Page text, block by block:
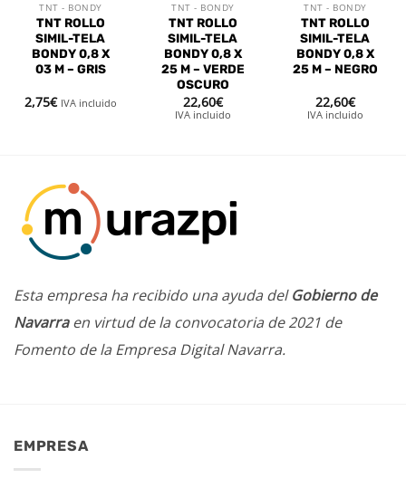
TNT - BONDY
TNT ROLLO
SIMIL-TELA
BONDY 0,8 X
03 M – GRIS
2,75€ IVA incluido
TNT - BONDY
TNT ROLLO
SIMIL-TELA
BONDY 0,8 X
25 M – VERDE
OSCURO
22,60€
IVA incluido
TNT - BONDY
TNT ROLLO
SIMIL-TELA
BONDY 0,8 X
25 M – NEGRO
22,60€
IVA incluido
Esta empresa ha recibido una ayuda delGobierno de
Navarraen virtud de la convocatoria de 2021 de
Fomento de la Empresa Digital Navarra.
EMPRESA